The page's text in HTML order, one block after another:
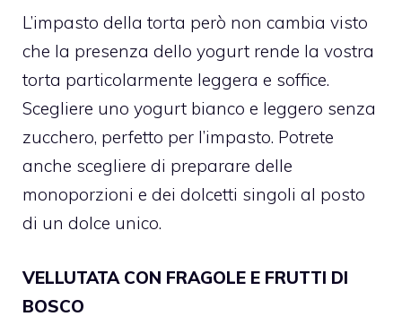
L’impasto della torta però non cambia visto
che la presenza dello yogurt rende la vostra
torta particolarmente leggera e soffice.
Scegliere uno yogurt bianco e leggero senza
zucchero, perfetto per l’impasto. Potrete
anche scegliere di preparare delle
monoporzioni e dei dolcetti singoli al posto
di un dolce unico.
VELLUTATA CON FRAGOLE E FRUTTI DI
BOSCO